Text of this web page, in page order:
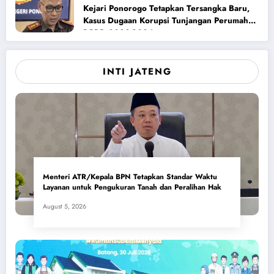
Kejari Ponorogo Tetapkan Tersangka Baru,
Kasus Dugaan Korupsi Tunjangan Perumahan
DPRD 2023-2026
INTI JATENG
Menteri ATR/Kepala BPN Tetapkan Standar Waktu
Layanan untuk Pengukuran Tanah dan Peralihan Hak
August 5, 2026